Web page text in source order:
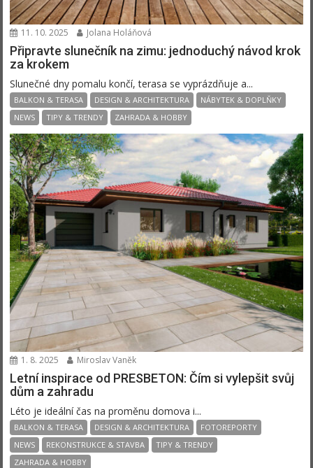
11. 10. 2025 Jolana Holáňová
Připravte slunečník na zimu: jednoduchý návod krok
za krokem
Slunečné dny pomalu končí, terasa se vyprázdňuje a...
BALKON & TERASA DESIGN & ARCHITEKTURA
NÁBYTEK & DOPLŇKY
NEWS
TIPY & TRENDY ZAHRADA & HOBBY
1. 8. 2025 Miroslav Vaněk
Letní inspirace od PRESBETON: Čím si vylepšit svůj
dům a zahradu
Léto je ideální čas na proměnu domova i...
BALKON & TERASA DESIGN & ARCHITEKTURA
FOTOREPORTY
NEWS
REKONSTRUKCE & STAVBA
TIPY & TRENDY
ZAHRADA & HOBBY